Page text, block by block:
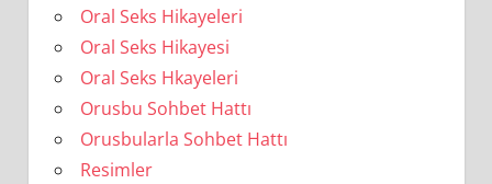
Oral Seks Hikayeleri
Oral Seks Hikayesi
Oral Seks Hkayeleri
Orusbu Sohbet Hattı
Orusbularla Sohbet Hattı
Resimler